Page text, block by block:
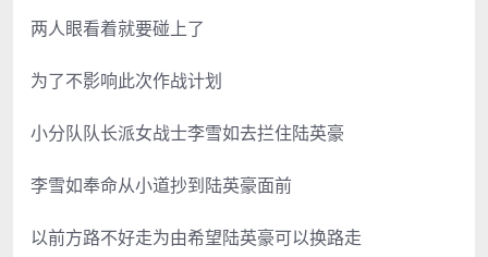
两人眼看着就要碰上了
为了不影响此次作战计划
小分队队长派女战士李雪如去拦住陆英豪
李雪如奉命从小道抄到陆英豪面前
以前方路不好走为由希望陆英豪可以换路走